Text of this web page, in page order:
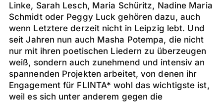
Linke, Sarah Lesch, Maria Schüritz, Nadine Maria
Schmidt oder Peggy Luck gehören dazu, auch
wenn Letztere derzeit nicht in Leipzig lebt. Und
seit Jahren nun auch Masha Potempa, die nicht
nur mit ihren poetischen Liedern zu überzeugen
weiß, sondern auch zunehmend und intensiv an
spannenden Projekten arbeitet, von denen ihr
Engagement für FLINTA* wohl das wichtigste ist,
weil es sich unter anderem gegen die